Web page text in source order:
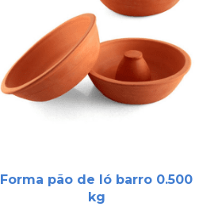
Forma pão de ló barro 0.500
kg